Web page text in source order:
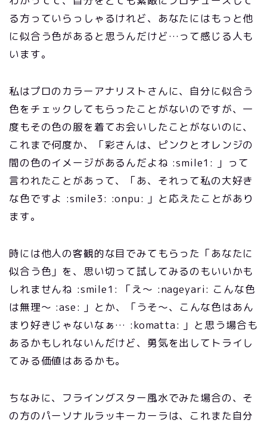
る方っていらっしゃるけれど、あなたにはもっと他
に似合う色があると思うんだけど…って感じる人も
います。
私はプロのカラーアナリストさんに、自分に似合う
色をチェックしてもらったことがないのですが、一
度もその色の服を着てお会いしたことがないのに、
これまで何度か、「彩さんは、ピンクとオレンジの
間の色のイメージがあるんだよね :smile1: 」って
言われたことがあって、「あ、それって私の大好き
な色ですよ :smile3: :onpu: 」と応えたことがあり
ます。
時には他人の客観的な目でみてもらった「あなたに
似合う色」を、思い切って試してみるのもいいかも
しれませんね :smile1: 「え～ :nageyari: こんな色
は無理～ :ase: 」とか、「うそ～、こんな色はあん
まり好きじゃないなぁ… :komatta: 」と思う場合も
あるかもしれないんだけど、勇気を出してトライし
てみる価値はあるかも。
ちなみに、フライングスター風水でみた場合の、そ
の方のパーソナルラッキーカーラは、これまた自分